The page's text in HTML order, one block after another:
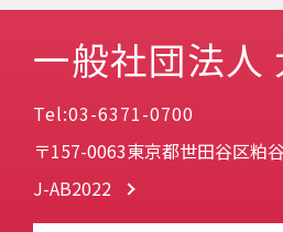
一般社団法人
Tel:03-6371-0700
〒157-0063東京都世田谷区粕
J-AB2022